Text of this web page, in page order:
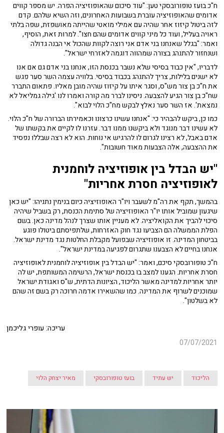
ח"כ בועז טופורובסקי טען: "עוד סיכום שהאופוזיציה הפרה. יש מספר קווים
אדומים שהאופוזיציה עוברת בשבועות האחרונים, וזה השיא שלהם. קדם
לזה ביטול קיזוז אחר שהיה עם אמילי מואטי שהייתה מאושפזת, שפה בלתי
ראויה בעליל, ועוד כל מיני קווים אדומים שהם חצו". למרות זאת, הוסיף,
ואמר: "בגלל שאנחנו בני אדם אני רוצה לקוות שהכול אי הבנה גדולה
ושנחזור להתנהג בצורה שמהווה דוגמה לאזרחי ישראל".
לדבריו, "אין כבוד בסיסי שלא נשבר בכנסת הזו, אנחנו בני אדם גם אם אנו
לא ישנים בלילות, צריך להתנהג בכבוד בסיסי. בלוויה עצמה השר סער פגש
את ח"כ בן צור מש"ס, וסגר איתו על קיזוז שהיה מובן מאליו. פתאום התברר
שח"כ בן צור הגיע להצבעה. ניסינו לברר מה קורה ואמרו לנו 'גילה גמליאל לא
נמצאת'. אז השר סער נאלץ לבקש מח"כ הלוי לבוא".
כמו כן, ביקש להבהיר כי: "אנחנו עשינו כרצונו וכאמירתו הברורה של ח"כ הלוי.
לא עשינו דבר מנוגד ולא ביקשנו ממנו דבר. עזרנו לו לקיים את בקשתו של
אדם באבל, לא רצינו לגרום לו להרגיש אי נוחות. הוא לא רצה שבללו נפסיד
את ההצבעה, אלה הצבעות מאוד חשובות".
"יש הבדל בין אופוזיציה לוחמנית
לאופוזיציה חסרת אחריות"
בהמשך, תקף את רה"מ לשעבר ויו"ר האופוזיציה כיום בנימין נתניהו: "יש כאן
שיגעון שמוביל אותו יו"ר האופוזיציה של סתימת הכנסת, רק בשביל שיהיה
סיכוי להביך את הקואליציה. לא מעניין אותו שצרך לנהל מדינה כאן. בשם
הפלת הממשלה הם הצביעו נגד חוק האזרחות, שלתפיסתם ביטולו פוגע
בביטחון המדינה. זו אופוזיציה שבפועל מקבלת החלטות נגד מדינת ישראל.
אנחנו בחיים לא הצבענו שתגרום לפגיעה במדינת ישראל".
ח"כ טופורובסקי סיכם, ואמר: "יש הבדל בין אופוזיציה לוחמנית לאופוזיציה
חסרת אחריות. הגענו למצב בו בכנסת ישראל, הרשימה המשותפת, יש לה
יותר אחריות למדינה מאשר הליכוד, הציונות הדתית, ש"ס ואגודת ישראל
שמוכנים לשרוף את המדינה. כמו שהשאירו אדמה חרוכה רק בשם זה שהם
לא בשלטון".
עריכה: עופרי גליכמן
07/07/2021
הליכוד יש עתיד בועז טופורובסקי מאיר יצחק הלוי